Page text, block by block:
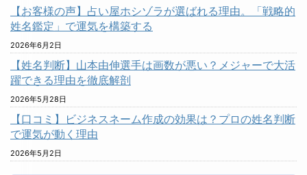
【お客様の声】占い屋ホシゾラが選ばれる理由。「戦略的
姓名鑑定」で運気を構築する
2026年6月2日
【姓名判断】山本由伸選手は画数が悪い？メジャーで大活
躍できる理由を徹底解剖
2026年5月28日
【口コミ】ビジネスネーム作成の効果は？プロの姓名判断
で運気が動く理由
2026年5月2日